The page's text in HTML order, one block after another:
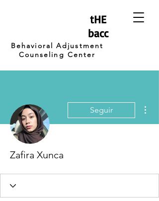
tHE
bacc
Behavioral Adjustment
Counseling Center
Seguir
Zafira Xunca